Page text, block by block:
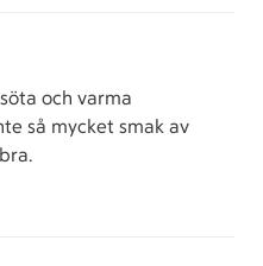
och varma
så mycket smak av